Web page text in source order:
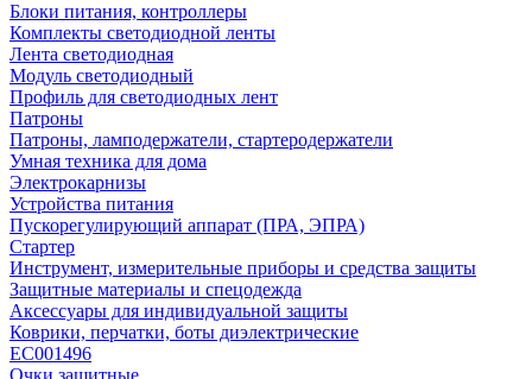
Блоки питания, контроллеры
Комплекты светодиодной ленты
Лента светодиодная
Модуль светодиодный
Профиль для светодиодных лент
Патроны
Патроны, ламподержатели, стартеродержатели
Умная техника для дома
Электрокарнизы
Устройства питания
Пускорегулирующий аппарат (ПРА, ЭПРА)
Стартер
Инструмент, измерительные приборы и средства защиты
Защитные материалы и спецодежда
Аксессуары для индивидуальной защиты
Коврики, перчатки, боты диэлектрические
EC001496
Очки защитные